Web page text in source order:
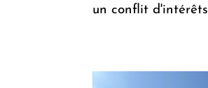
un conflit d'intérêts